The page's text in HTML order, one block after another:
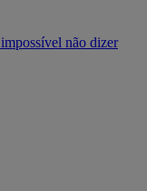
não dizer